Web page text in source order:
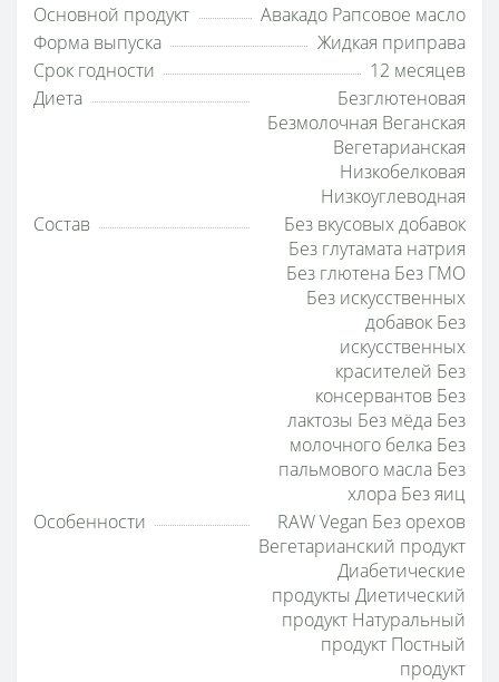
Основной продукт
Авакадо Рапсовое масло
Форма выпуска
Жидкая приправа
Срок годности
12 месяцев
Диета
Безглютеновая
Безмолочная Веганская
Вегетарианская
Низкобелковая
Низкоуглеводная
Состав
Без вкусовых добавок
Без глутамата натрия
Без глютена Без ГМО
Без искусственных
добавок Без
искусственных
красителей Без
консервантов Без
лактозы Без мёда Без
молочного белка Без
пальмового масла Без
хлора Без яиц
Особенности
RAW Vegan Без орехов
Вегетарианский продукт
Диабетические
продукты Диетический
продукт Натуральный
продукт Постный
продукт